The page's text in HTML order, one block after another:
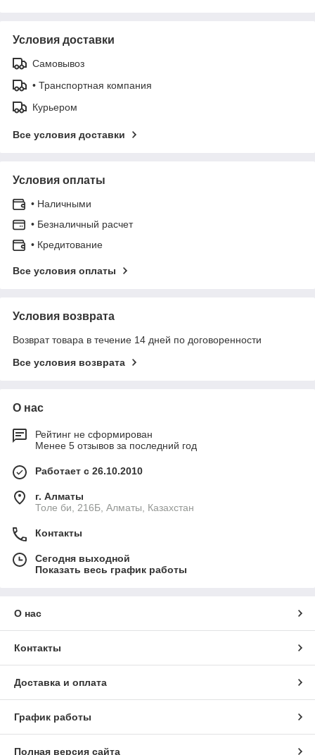
Условия доставки
Самовывоз
• Транспортная компания
Курьером
Все условия доставки
Условия оплаты
• Наличными
• Безналичный расчет
• Кредитование
Все условия оплаты
Условия возврата
Возврат товара в течение 14 дней по договоренности
Все условия возврата
О нас
Рейтинг не сформирован
Менее 5 отзывов за последний год
Работает с 26.10.2010
г. Алматы
Толе би, 216Б, Алматы, Казахстан
Контакты
Сегодня выходной
Показать весь график работы
О нас
Контакты
Доставка и оплата
График работы
Полная версия сайта